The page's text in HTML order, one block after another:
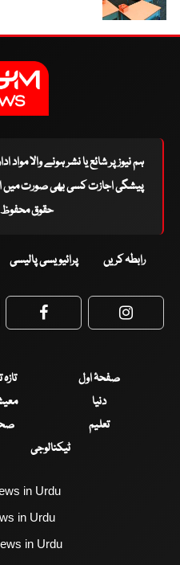
ہم نیوز پر شائع یا نشر ہونے والا
پیشگی اجازت کسی بھی صورت میں
حقوق محفوظ
رابطہ کریں پرائیویسی پالیسی
Facebook
صفحۂ اول
دنیا
تعلیم
ٹیکنالوجی
in Urdu
in Urdu
in Urdu